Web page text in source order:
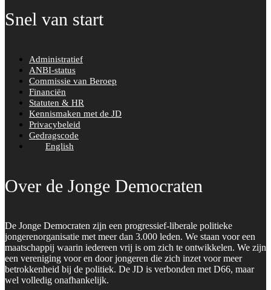
Snel van start
Administratief
ANBI-status
Commissie van Beroep
Financiën
Statuten & HR
Kennismaken met de JD
Privacybeleid
Gedragscode
English
Over de Jonge Democraten
De Jonge Democraten zijn een progressief-liberale politieke
jongerenorganisatie met meer dan 3.000 leden. We staan voor een
maatschappij waarin iedereen vrij is om zich te ontwikkelen. We zijn
een vereniging voor en door jongeren die zich inzet voor meer
betrokkenheid bij de politiek. De JD is verbonden met D66, maar
wel volledig onafhankelijk.